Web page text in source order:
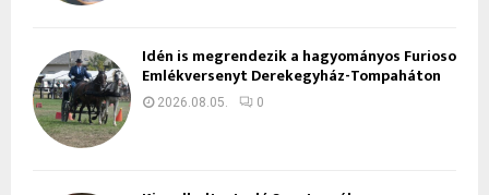
Idén is megrendezik a hagyományos Furioso
Emlékversenyt Derekegyház-Tompaháton
2026.08.05. 0